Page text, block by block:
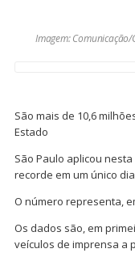
Imagem: Comunicação/
São mais de 10,6
Estado
São Paulo aplicou
recorde em um único
O número representa,
Os dados são, em
veículos de imprensa a